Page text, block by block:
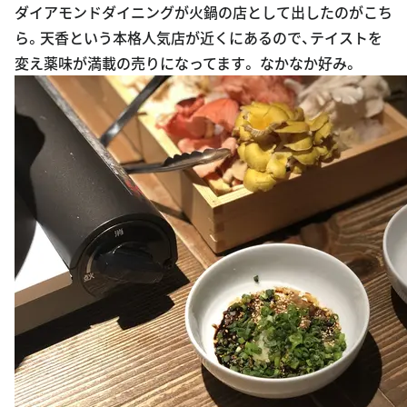
ダイアモンドダイニングが火鍋の店として出したのがこち
ら。天香という本格人気店が近くにあるので、テイストを
変え薬味が満載の売りになってます。 なかなか好み。